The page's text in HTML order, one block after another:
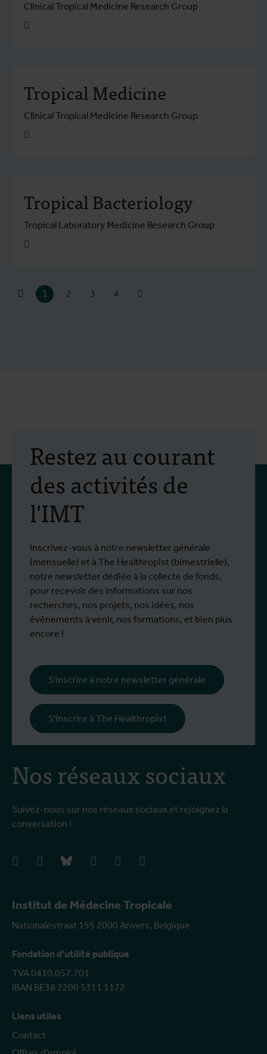
Clinical Tropical Medicine Research Group
Plus d'info
Tropical Medicine
Clinical Tropical Medicine Research Group
Plus d'info
Tropical Bacteriology
Tropical Laboratory Medicine Research Group
Plus d'info
1 2 3 4
Institut de Médecine Tropicale
Nationalestraat 155 2000 Anvers, Belgique
Fondation d'utilité publique
TVA 0410.057.701
IBAN BE38 2200 5311 1172
Liens utiles
Contact
Nos réseaux sociaux
Suivez-nous sur nos réseaux sociaux et rejoignez la
conversation !
facebookinstagrambluesky linkedIn youtube
Restez au courant
des activités de
l'IMT
Inscrivez-vous à notre newsletter générale
(mensuelle) et à The Healthropist (bimestrielle),
notre newsletter dédiée à la collecte de fonds,
pour recevoir des informations sur nos
recherches, nos projets, nos idées, nos
événements à venir, nos formations, et bien plus
encore !
S'inscrire à notre newsletter générale
S'inscrire à The Healthropist